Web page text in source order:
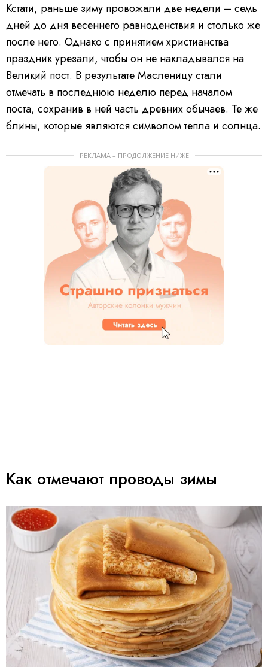
Кстати, раньше зиму провожали две недели – семь
дней до дня весеннего равноденствия и столько же
после него. Однако с принятием христианства
праздник урезали, чтобы он не накладывался на
Великий пост. В результате Масленицу стали
отмечать в последнюю неделю перед началом
поста, сохранив в ней часть древних обычаев. Те же
блины, которые являются символом тепла и солнца.
РЕКЛАМА – ПРОДОЛЖЕНИЕ НИЖЕ
Как отмечают проводы зимы